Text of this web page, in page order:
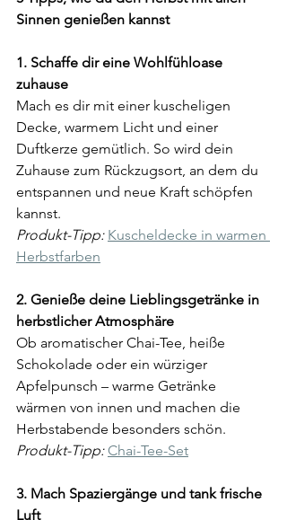
Sinnen genießen kannst
1. Schaffe dir eine Wohlfühloase
zuhause
Mach es dir mit einer kuscheligen
Decke, warmem Licht und einer
Duftkerze gemütlich. So wird dein
Zuhause zum Rückzugsort, an dem du
entspannen und neue Kraft schöpfen
kannst.
Produkt-Tipp: Kuscheldecke in warmen
Herbstfarben
2. Genieße deine Lieblingsgetränke in
herbstlicher Atmosphäre
Ob aromatischer Chai-Tee, heiße
Schokolade oder ein würziger
Apfelpunsch – warme Getränke
wärmen von innen und machen die
Herbstabende besonders schön.
Produkt-Tipp: Chai-Tee-Set
3. Mach Spaziergänge und tank frische
Luft